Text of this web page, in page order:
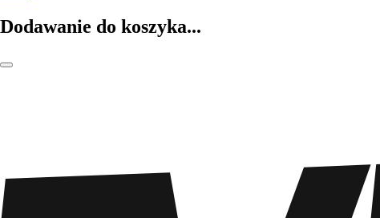
Dodawanie do koszyka...